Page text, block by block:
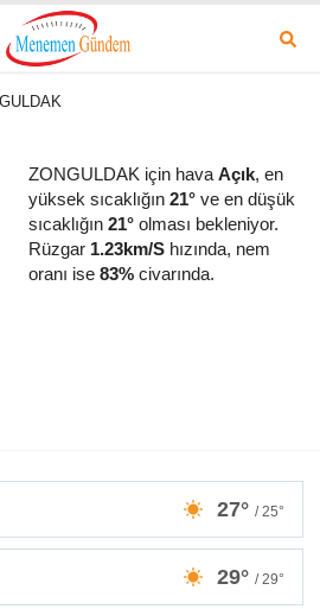
ZONGULDAK için hava Açık, en
yüksek sıcaklığın 21°ve en düşük
sıcaklığın 21°olması bekleniyor.
Rüzgar 1.23km/Shızında, nem
oranı ise 83%civarında.
27° / 25°
29° / 29°